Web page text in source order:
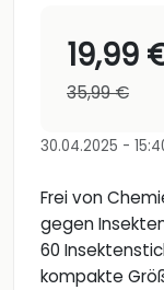
19,99
35,99 €
30.04.2025 -
Frei von
gegen
60
kompakte